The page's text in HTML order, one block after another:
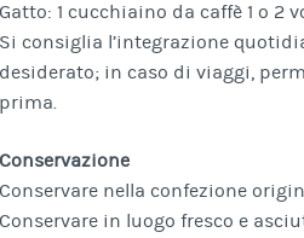
Gatto: 1 cucchiaino da caffè 1 o 2
Si consiglia l’integrazione
desiderato; in caso di viaggi,
prima.
Conservazione
Conservare nella confezione
Conservare in luogo fresco e